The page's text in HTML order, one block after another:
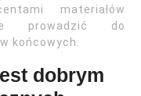
materiałów
prowadzić do
końcowych.
dobrym